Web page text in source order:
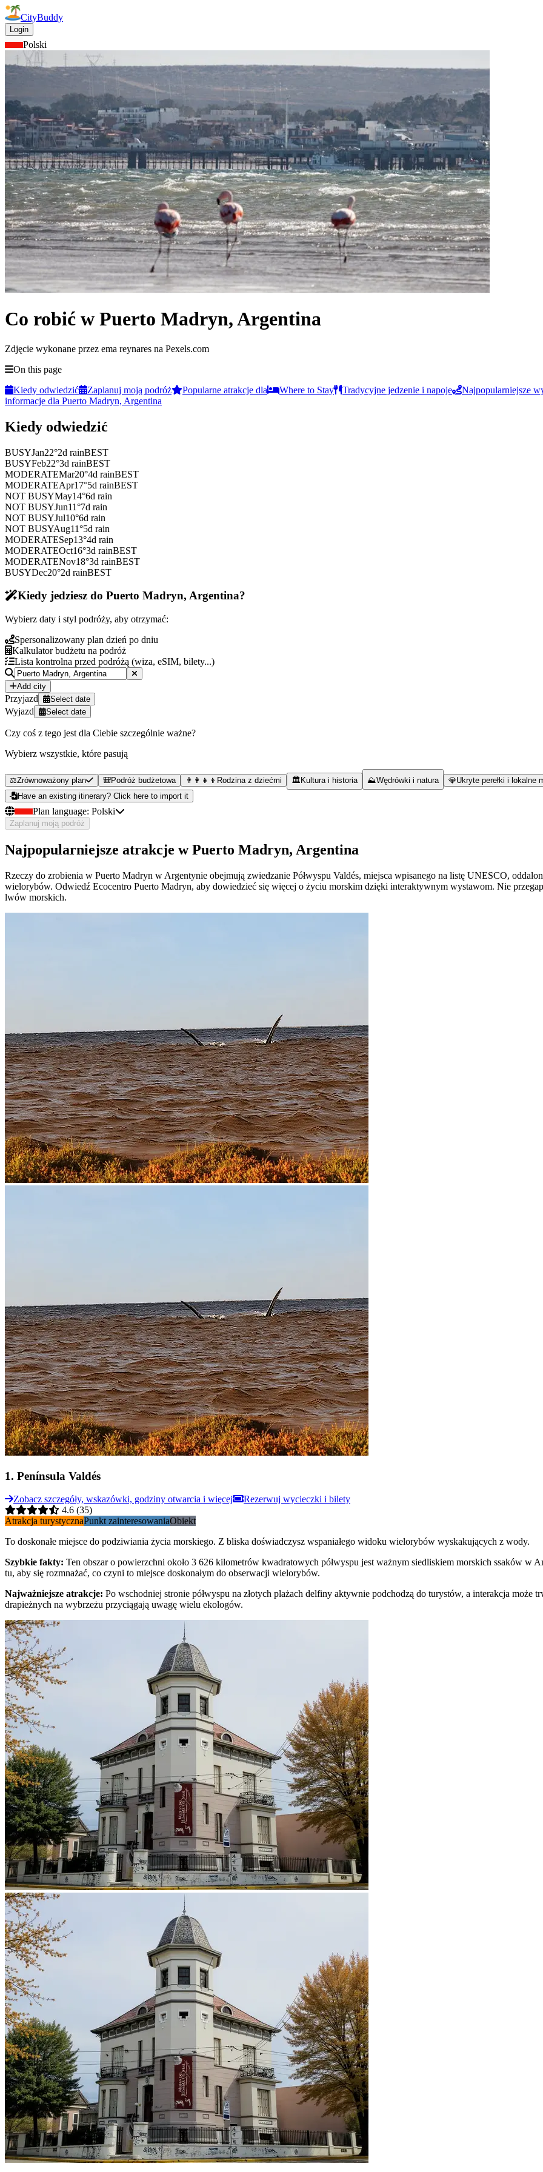
CityBuddy
Login
Polski
Co robić w Puerto Madryn, Argentina
Zdjęcie wykonane przez ema reynares na Pexels.com
On this page
Kiedy odwiedzić
Zaplanuj moją podróż Popularne atrakcje dla Where to Stay Tradycyjne jedzenie i napoje Najpopularniejsze
informacje dla Puerto Madryn, Argentina
Kiedy odwiedzić
BUSYJan22°2d rainBEST
BUSYFeb22°3d rainBEST
MODERATEMar20°4d rainBEST
MODERATEApr17°5d rainBEST
NOT BUSYMay14°6d rain
NOT BUSYJun11°7d rain
NOT BUSYJul10°6d rain
NOT BUSYAug11°5d rain
MODERATESep13°4d rain
MODERATEOct16°3d rainBEST
MODERATENov18°3d rainBEST
BUSYDec20°2d rainBEST
Kiedy jedziesz do Puerto Madryn, Argentina?
Wybierz daty i styl podróży, aby otrzymać:
Spersonalizowany plan dzień po dniu
Kalkulator budżetu na podróż
Lista kontrolna przed podróżą (wiza, eSIM, bilety...)
Add city
Przyjazd Select date
Wyjazd Select date
Czy coś z tego jest dla Ciebie szczególnie ważne?
Wybierz wszystkie, które pasują
⚖️Zrównoważony plan 🎒Podróż budżetowa 👨‍👩‍👧‍👦 Rodzina z dziećmi 🏛️ Kultura i historia ⛰️Wędrówki i natura 💎Ukryte perełki i lokalne
Have an existing itinerary? Click here to import it
Plan language: Polski
Zaplanuj moją podróż
Najpopularniejsze atrakcje w Puerto Madryn, Argentina
Rzeczy do zrobienia w Puerto Madryn w Argentynie obejmują zwiedzanie Półwyspu Valdés, miejsca wpisanego na listę UNESCO,
wielorybów. Odwiedź Ecocentro Puerto Madryn, aby dowiedzieć się więcej o życiu morskim dzięki interaktywnym wystawom. Nie
lwów morskich.
1. Península Valdés
Zobacz szczegóły, wskazówki, godziny otwarcia i więcej
Rezerwuj wycieczki i bilety
4.6 (35)
Atrakcja turystycznaPunkt zainteresowaniaObiekt
To doskonałe miejsce do podziwiania życia morskiego. Z bliska doświadczysz wspaniałego widoku wielorybów wyskakujących z wody.
Szybkie fakty: Ten obszar o powierzchni około 3 626 kilometrów kwadratowych półwyspu jest ważnym siedliskiem morskich ssaków w
tu, aby się rozmnażać, co czyni to miejsce doskonałym do obserwacji wielorybów.
Najważniejsze atrakcje: Po wschodniej stronie półwyspu na złotych plażach delfiny aktywnie podchodzą do turystów, a interakcja
drapieżnych na wybrzeżu przyciągają uwagę wielu ekologów.